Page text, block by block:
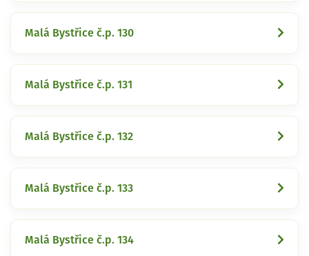
Malá Bystřice č.p. 130
Malá Bystřice č.p. 131
Malá Bystřice č.p. 132
Malá Bystřice č.p. 133
Malá Bystřice č.p. 134